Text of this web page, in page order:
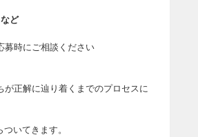
ど
募時にご相談ください
正解に辿り着くまでのプロセスに
いてきます。